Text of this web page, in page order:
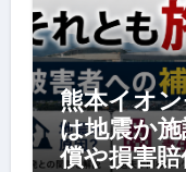
熊本イオ
は地震か
償や損害